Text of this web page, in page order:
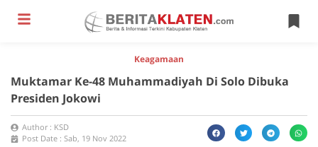
Keagamaan
Muktamar Ke-48 Muhammadiyah Di Solo Dibuka
Presiden Jokowi
Author : KSD
Post Date : Sab, 19 Nov 2022